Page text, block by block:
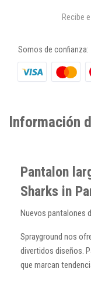
Recibe
Somos de confianza:
Información
Pantalon
Sharks in
Nuevos pantalones
Sprayground nos
divertidos diseños.
que marcan